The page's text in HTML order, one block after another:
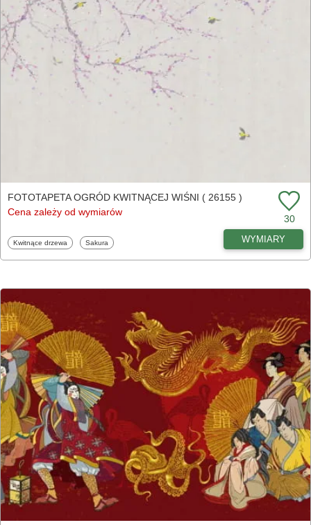
FOTOTAPETA OGRÓD KWITNĄCEJ WIŚNI ( 26155 )
Cena zależy od wymiarów
30
Fototapety
Kwitnące drzewa Fototapety
Sakura WYMIARY